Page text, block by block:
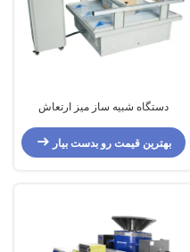
دستگاه شبیه ساز میز ارتعاش
40km/h
بهترین قیمت رو بدست بیار